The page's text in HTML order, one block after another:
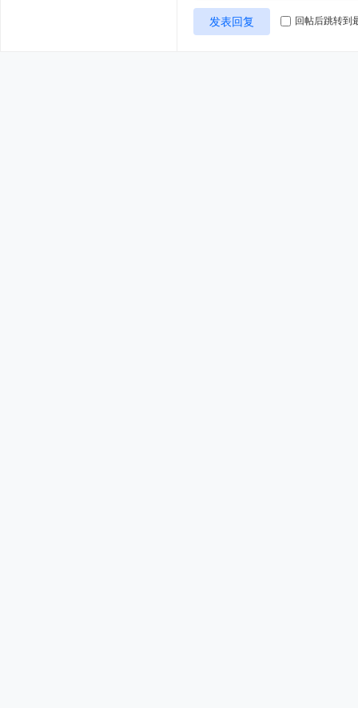
发表回复 回帖后跳转到